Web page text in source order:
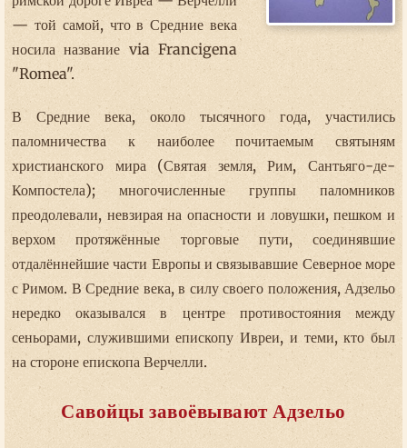
— той самой, что в Средние века
носила название via Francigena
"Romea".
В Средние века, около тысячного года, участились
паломничества к наиболее почитаемым святыням
христианского мира (Святая земля, Рим, Сантьяго-де-
Компостела); многочисленные группы паломников
преодолевали, невзирая на опасности и ловушки, пешком и
верхом протяжённые торговые пути, соединявшие
отдалённейшие части Европы и связывавшие Северное море
с Римом. В Средние века, в силу своего положения, Адзельо
нередко оказывался в центре противостояния между
сеньорами, служившими епископу Ивреи, и теми, кто был
на стороне епископа Верчелли.
Савойцы завоёвывают Адзельо